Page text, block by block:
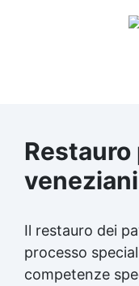
veneziani
Il restauro dei
processo
competenze